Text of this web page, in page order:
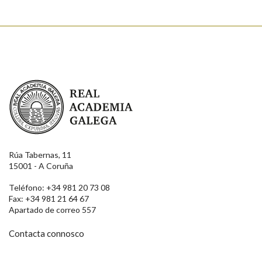
Real Academia Galega
Rúa Tabernas, 11
15001 - A Coruña
Teléfono: +34 981 20 73 08
Fax: +34 981 21 64 67
Apartado de correo 557
Contacta connosco